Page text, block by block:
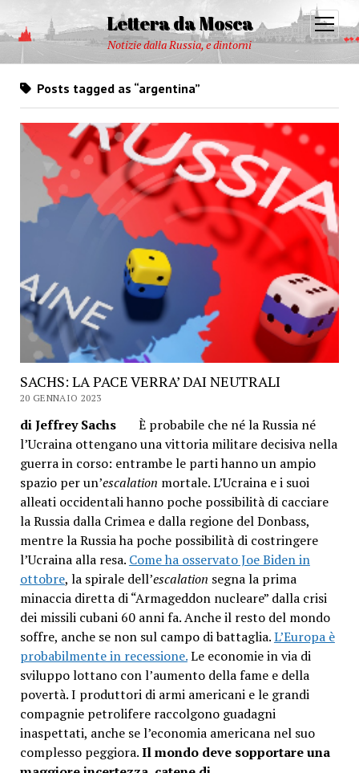
Lettera da Mosca
Notizie dalla Russia, e dintorni
open
menu
Posts tagged as “argentina”
SACHS: LA PACE VERRA’ DAI NEUTRALI
20 GENNAIO 2023
di Jeffrey SachsÈ probabile che né la Russia né
l’Ucraina ottengano una vittoria militare decisiva nella
guerra in corso: entrambe le parti hanno un ampio
spazio per un’escalation mortale. L’Ucraina e i suoi
alleati occidentali hanno poche possibilità di cacciare
la Russia dalla Crimea e dalla regione del Donbass,
mentre la Russia ha poche possibilità di costringere
l’Ucraina alla resa. Come ha osservato Joe Biden in
ottobre, la spirale dell’escalation segna la prima
minaccia diretta di “Armageddon nucleare” dalla crisi
dei missili cubani 60 anni fa. Anche il resto del mondo
soffre, anche se non sul campo di battaglia.L’Europa è
probabilmente in recessione.Le economie in via di
sviluppo lottano con l’aumento della fame e della
povertà. I produttori di armi americani e le grandi
compagnie petrolifere raccolgono guadagni
inaspettati, anche se l’economia americana nel suo
complesso peggiora.Il mondo deve sopportare una